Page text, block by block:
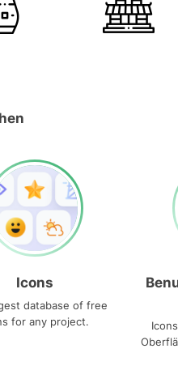
Icons
database of free
for any project.